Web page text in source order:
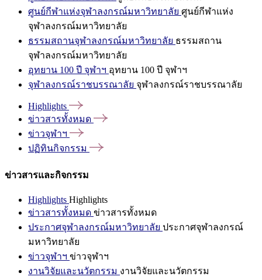
ศูนย์กีฬาแห่งจุฬาลงกรณ์มหาวิทยาลัย ศูนย์กีฬาแห่ง
จุฬาลงกรณ์มหาวิทยาลัย
ธรรมสถานจุฬาลงกรณ์มหาวิทยาลัย ธรรมสถาน
จุฬาลงกรณ์มหาวิทยาลัย
อุทยาน 100 ปี จุฬาฯ อุทยาน 100 ปี จุฬาฯ
จุฬาลงกรณ์ราชบรรณาลัย จุฬาลงกรณ์ราชบรรณาลัย
Highlights
ข่าวสารทั้งหมด
ข่าวจุฬาฯ
ปฏิทินกิจกรรม
ข่าวสารและกิจกรรม
Highlights Highlights
ข่าวสารทั้งหมด ข่าวสารทั้งหมด
ประกาศจุฬาลงกรณ์มหาวิทยาลัย ประกาศจุฬาลงกรณ์
มหาวิทยาลัย
ข่าวจุฬาฯ ข่าวจุฬาฯ
งานวิจัยและนวัตกรรม งานวิจัยและนวัตกรรม